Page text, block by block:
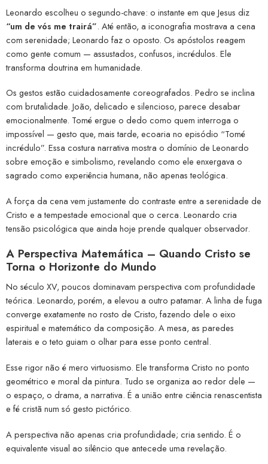
Leonardo escolheu o segundo-chave: o instante em que Jesus diz
“um de vós me trairá”. Até então, a iconografia mostrava a cena
com serenidade; Leonardo faz o oposto. Os apóstolos reagem
como gente comum — assustados, confusos, incrédulos. Ele
transforma doutrina em humanidade.
Os gestos estão cuidadosamente coreografados. Pedro se inclina
com brutalidade. João, delicado e silencioso, parece desabar
emocionalmente. Tomé ergue o dedo como quem interroga o
impossível — gesto que, mais tarde, ecoaria no episódio “Tomé
incrédulo”. Essa costura narrativa mostra o domínio de Leonardo
sobre emoção e simbolismo, revelando como ele enxergava o
sagrado como experiência humana, não apenas teológica.
A força da cena vem justamente do contraste entre a serenidade de
Cristo e a tempestade emocional que o cerca. Leonardo cria
tensão psicológica que ainda hoje prende qualquer observador.
A Perspectiva Matemática – Quando Cristo se
Torna o Horizonte do Mundo
No século XV, poucos dominavam perspectiva com profundidade
teórica. Leonardo, porém, a elevou a outro patamar. A linha de fuga
converge exatamente no rosto de Cristo, fazendo dele o eixo
espiritual e matemático da composição. A mesa, as paredes
laterais e o teto guiam o olhar para esse ponto central.
Esse rigor não é mero virtuosismo. Ele transforma Cristo no ponto
geométrico e moral da pintura. Tudo se organiza ao redor dele —
o espaço, o drama, a narrativa. É a união entre ciência renascentista
e fé cristã num só gesto pictórico.
A perspectiva não apenas cria profundidade; cria sentido. É o
equivalente visual ao silêncio que antecede uma revelação.